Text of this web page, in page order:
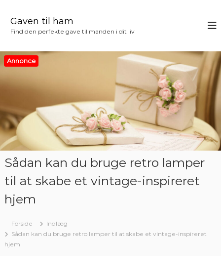
n
h
l
Gaven til ham
Find den perfekte gave til manden i dit liv
Annonce
Sådan kan du bruge retro lamper
til at skabe et vintage-inspireret
hjem
Forside
Indlæg
Sådan kan du bruge retro lamper til at skabe et vintage-inspireret
hjem